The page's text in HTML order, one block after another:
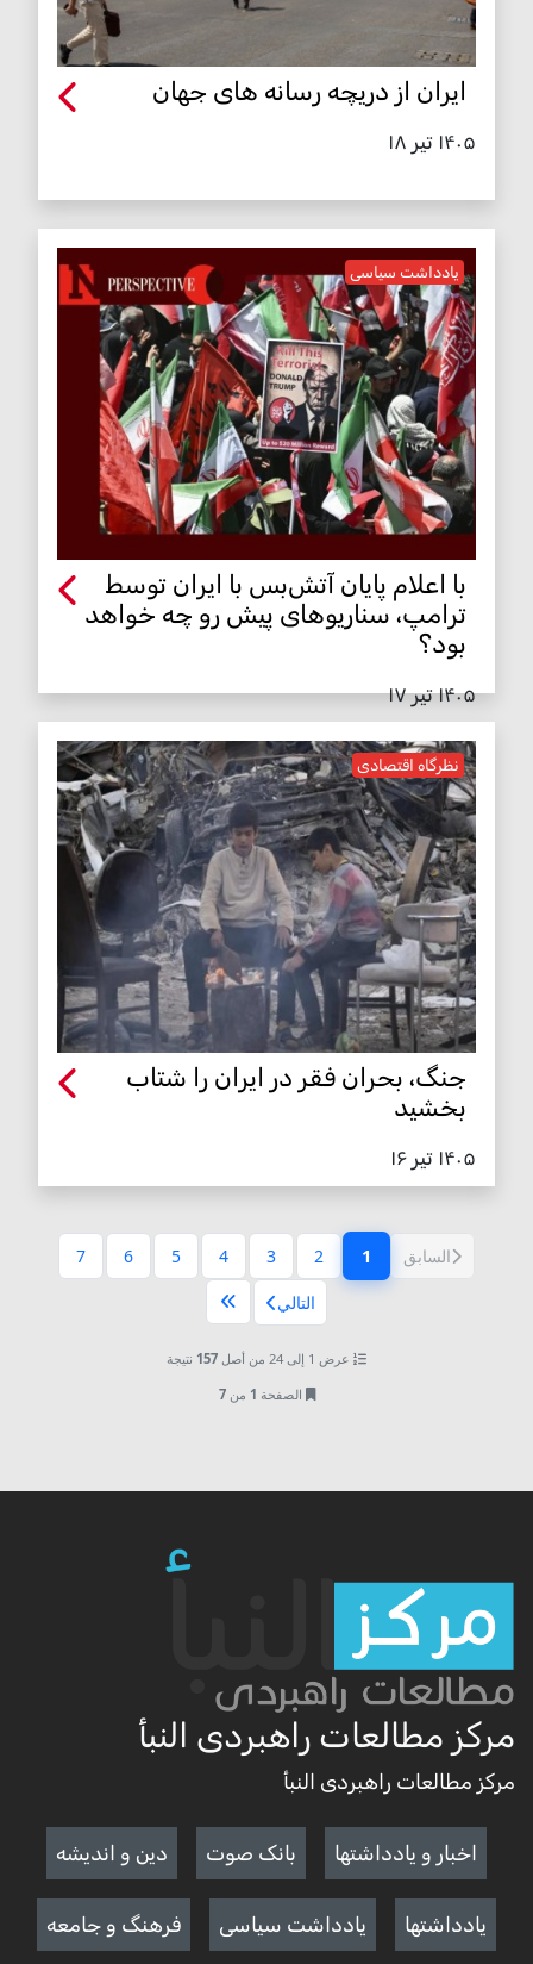
ایران از دریچه رسانه های جهان
۱۴۰۵ تیر ۱۸
یادداشت سیاسی
با اعلام پایان آتش‌بس با ایران توسط
ترامپ، سناریوهای پیش رو چه خواهد
بود؟
۱۴۰۵ تیر ۱۷
نظرگاه اقتصادی
جنگ، بحران فقر در ایران را شتاب
بخشید
۱۴۰۵ تیر ۱۶
السابق 1
(الصفحة الحالية)
2
3
4
5
6
7
التالي
عرض 1 إلى 24 من أصل 157 نتيجة
الصفحة 1 من7
مرکز مطالعات راهبردی النبأ
مرکز مطالعات راهبردی النبأ
اخبار و یادداشتها بانک صوت دین و اندیشه
یادداشتها یادداشت سیاسی فرهنگ و جامعه